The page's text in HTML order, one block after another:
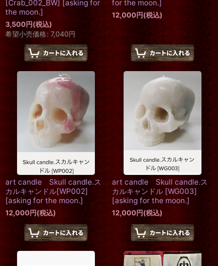
[Crab_002_BW] [asking for
the moon.]
3,500円(税込)
希望小売価格: 7,040円
for the moon.]
12,000円(税込)
art candle Skull candle.ス
カルキャンドル[WP002]
[asking for the moon.]
12,000円(税込)
art candle Skull candle.ス
カルキャンドル [WG003]
[asking for the moon.]
12,000円(税込)